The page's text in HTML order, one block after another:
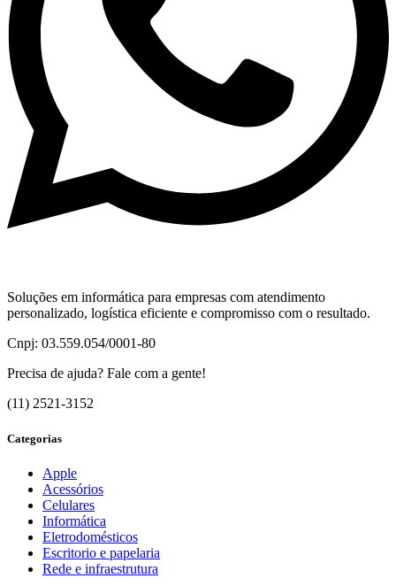
Soluções em informática para empresas com atendimento
personalizado, logística eficiente e compromisso com o resultado.
Cnpj: 03.559.054/0001-80
Precisa de ajuda? Fale com a gente!
(11) 2521-3152
Categorias
Apple
Acessórios
Celulares
Informática
Eletrodomésticos
Escritorio e papelaria
Rede e infraestrutura